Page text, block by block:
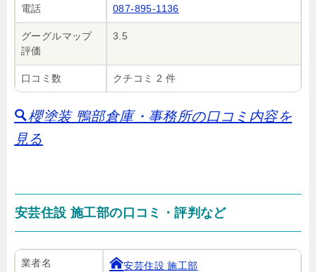
電話 087-895-1136
グーグルマップ
評価
3.5
口コミ数 クチコミ 2 件
櫻塗装 鴨部倉庫・事務所の口コミ内容を
見る
安芸住設 施工部の口コミ・評判など
業者名 安芸住設 施工部